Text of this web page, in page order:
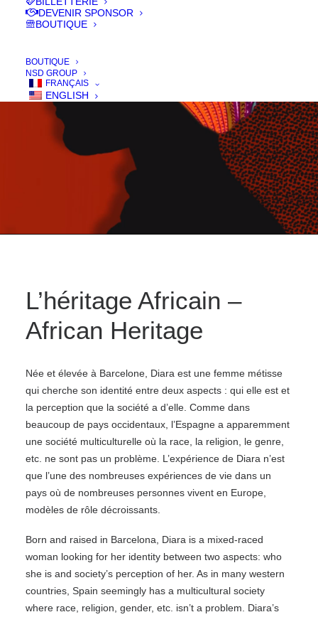
DEVENIR SPONSOR
BOUTIQUE
BOUTIQUE
NSD GROUP
FRANÇAIS
ENGLISH
L’héritage Africain –
African Heritage
Née et élevée à Barcelone, Diara est une femme métisse
qui cherche son identité entre deux aspects : qui elle est et
la perception que la société a d’elle. Comme dans
beaucoup de pays occidentaux, l’Espagne a apparemment
une société multiculturelle où la race, la religion, le genre,
etc. ne sont pas un problème. L’expérience de Diara n’est
que l’une des nombreuses expériences de vie dans un
pays où de nombreuses personnes vivent en Europe,
modèles de rôle décroissants.
Born and raised in Barcelona, Diara is a mixed-raced
woman looking for her identity between two aspects: who
she is and society’s perception of her. As in many western
countries, Spain seemingly has a multicultural society
where race, religion, gender, etc. isn’t a problem. Diara’s